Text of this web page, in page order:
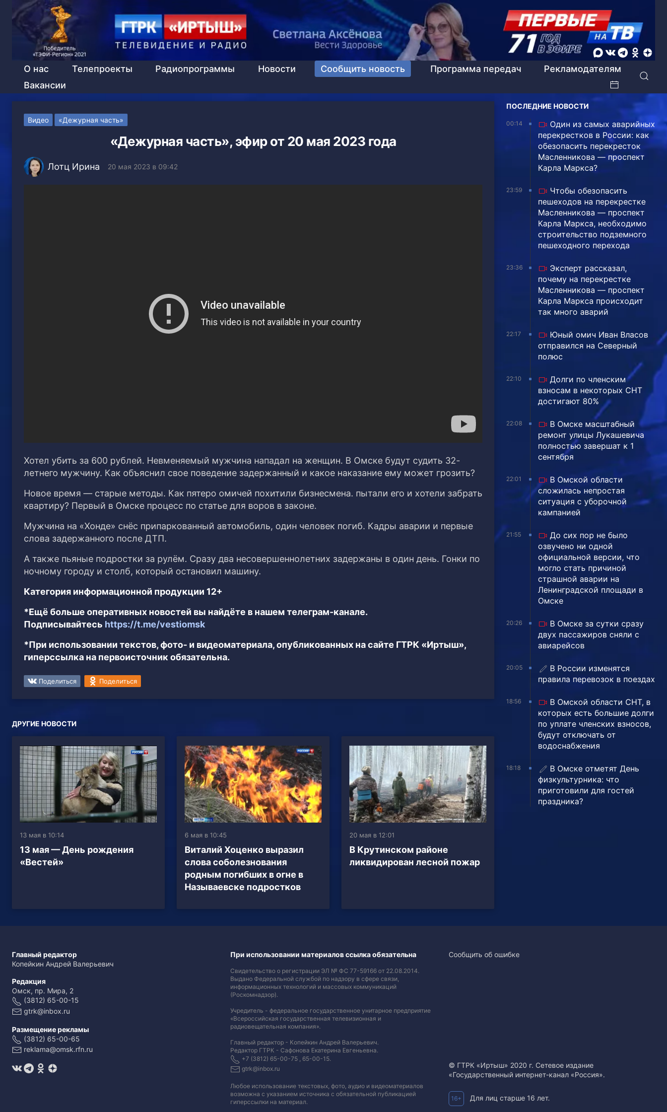
О нас Телепроекты Радиопрограммы Новости Сообщить новость Программа передач
Рекламодателям
Вакансии
Видео «Дежурная часть»
«Дежурная часть», эфир от 20 мая 2023 года
Лотц Ирина 20 мая 2023 в 09:42
Хотел убить за 600 рублей. Невменяемый мужчина нападал на женщин. В Омске будут судить 32-
летнего мужчину. Как объяснил свое поведение задержанный и какое наказание ему может грозить?
Новое время — старые методы. Как пятеро омичей похитили бизнесмена. пытали его и хотели забрать
квартиру? Первый в Омске процесс по статье для воров в законе.
Мужчина на «Хонде» снёс припаркованный автомобиль, один человек погиб. Кадры аварии и первые
слова задержанного после ДТП.
А также пьяные подростки за рулём. Сразу два несовершеннолетних задержаны в один день. Гонки по
ночному городу и столб, который остановил машину.
Категория информационной продукции 12+
*Ещё больше оперативных новостей вы найдёте в нашем телеграм-канале.
Подписывайтесь https://t.me/vestiomsk
*При использовании текстов, фото- и видеоматериала, опубликованных на сайте ГТРК «Иртыш»,
гиперссылка на первоисточник обязательна.
Поделиться Поделиться
ДРУГИЕ НОВОСТИ
13 мая в 10:14
13 мая — День рождения
«Вестей»
6 мая в 10:45
Виталий Хоценко выразил
слова соболезнования
родным погибших в огне в
Называевске подростков
20 мая в 12:01
В Крутинском районе
ликвидирован лесной пожар
ПОСЛЕДНИЕ НОВОСТИ
00:14
Один из самых аварийных
перекрестков в России: как
обезопасить перекресток
Масленникова — проспект
Карла Маркса?
23:59
Чтобы обезопасить
пешеходов на перекрестке
Масленникова — проспект
Карла Маркса, необходимо
строительство подземного
пешеходного перехода
23:36
Эксперт рассказал,
почему на перекрестке
Масленникова — проспект
Карла Маркса происходит
так много аварий
22:17
Юный омич Иван Власов
отправился на Северный
полюс
22:10
Долги по членским
взносам в некоторых СНТ
достигают 80%
22:08
В Омске масштабный
ремонт улицы Лукашевича
полностью завершат к 1
сентября
22:01
В Омской области
сложилась непростая
ситуация с уборочной
кампанией
21:55
До сих пор не было
озвучено ни одной
официальной версии, что
могло стать причиной
страшной аварии на
Ленинградской площади в
Омске
20:26
В Омске за сутки сразу
двух пассажиров сняли с
авиарейсов
20:05
В России изменятся
правила перевозок в поездах
18:56
В Омской области СНТ, в
которых есть большие долги
по уплате членских взносов,
будут отключать от
водоснабжения
18:18
В Омске отметят День
физкультурника: что
приготовили для гостей
праздника?
Главный редактор
Копейкин Андрей Валерьевич
Редакция
Омск, пр. Мира, 2
(3812) 65-00-15
gtrk@inbox.ru
Размещение рекламы
(3812) 65-00-65
reklama@omsk.rfn.ru
При использовании материалов ссылка обязательна
Свидетельство о регистрации ЭЛ № ФС 77-59166 от 22.08.2014.
Выдано Федеральной службой по надзору в сфере связи,
информационных технологий и массовых коммуникаций
(Роскомнадзор).
Учредитель - федеральное государственное унитарное предприятие
«Всероссийская государственная телевизионная и
радиовещательная компания».
Главный редактор - Копейкин Андрей Валерьевич.
Редактор ГТРК - Сафонова Екатерина Евгеньевна.
+7 (3812) 65-00-75 , 65-00-15.
gtrk@inbox.ru
Любое использование текстовых, фото, аудио и видеоматериалов
возможна с указанием источника с обязательной публикацией
гиперссылки на материал.
Сообщить об ошибке
© ГТРК «Иртыш» 2020 г. Сетевое издание
«Государственный интернет-канал «Россия».
16+ Для лиц старше 16 лет.